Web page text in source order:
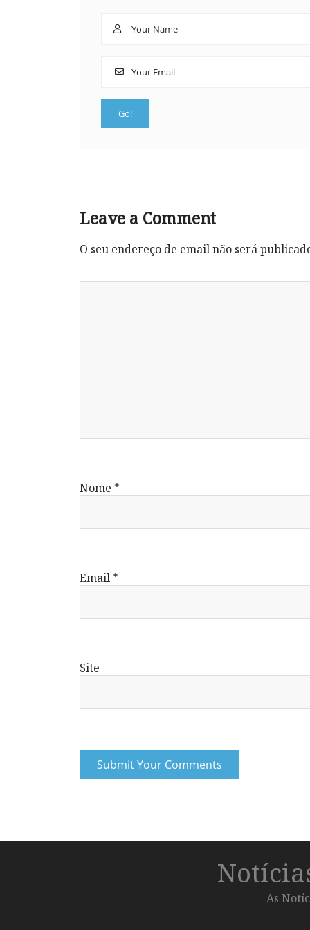
Leave a Comment
O seu endereço de email não será
Nome *
Email *
Site
As